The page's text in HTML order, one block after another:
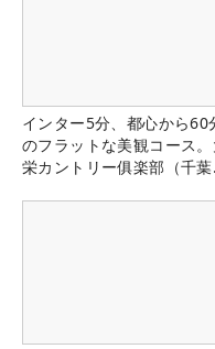
インター5分、都心から60
のフラットな美観コース
栄カントリー俱楽部（千葉